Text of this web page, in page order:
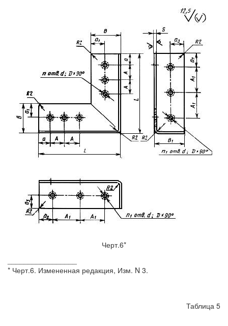
Черт.6*
* Черт.6. Измененная редакция, Изм. N 3.
Таблица 5